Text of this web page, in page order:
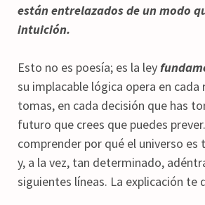
están entrelazados de un modo
intuición.
Esto no es poesía; es la ley
su implacable lógica opera en cada
tomas, en cada decisión que has
futuro que crees que puedes
comprender por qué el universo es
y, a la vez, tan determinado,
siguientes líneas. La explicación te